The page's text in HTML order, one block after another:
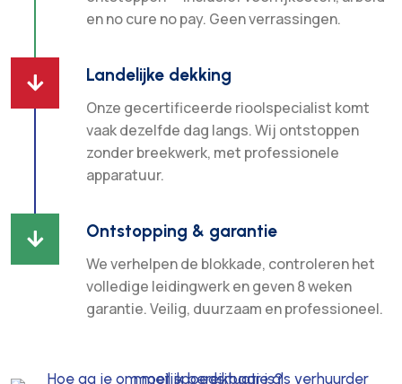
en no cure no pay. Geen verrassingen.
 Landelijke dekking
Onze gecertificeerde rioolspecialist komt
vaak dezelfde dag langs. Wij ontstoppen
zonder breekwerk, met professionele
apparatuur.
 Ontstopping & garantie
We verhelpen de blokkade, controleren het
volledige leidingwerk en geven 8 weken
garantie. Veilig, duurzaam en professioneel.